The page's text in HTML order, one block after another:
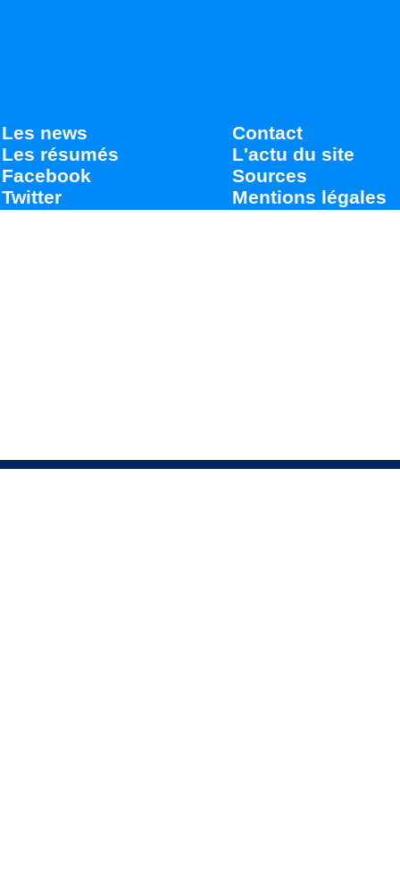
Les news
Les résumés
Facebook
Twitter
Contact
L'actu du site
Sources
Mentions légales